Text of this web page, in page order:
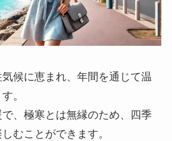
候に恵まれ、年間を通じて温
。
、極寒とは無縁のため、四季
むことができます。